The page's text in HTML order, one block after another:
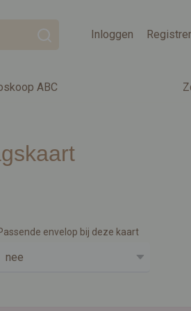
Inloggen
ABC
envelop bij deze kaart